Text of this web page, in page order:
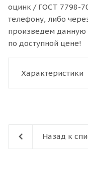
оцинк / ГОСТ 7798-
телефону, либо
произведем
по доступной цене!
Характеристики
Назад к